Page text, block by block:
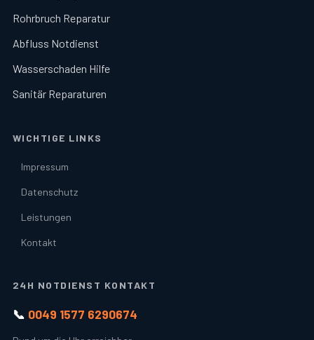
Rohrbruch Reparatur
Abfluss Notdienst
Wasserschaden Hilfe
Sanitär Reparaturen
WICHTIGE LINKS
Impressum
Datenschutz
Leistungen
Kontakt
24H NOTDIENST KONTAKT
📞 0049 1577 6290674